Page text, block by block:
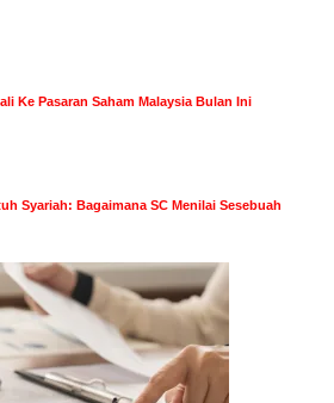
Ke Pasaran Saham Malaysia Bulan Ini
Syariah: Bagaimana SC Menilai Sesebuah